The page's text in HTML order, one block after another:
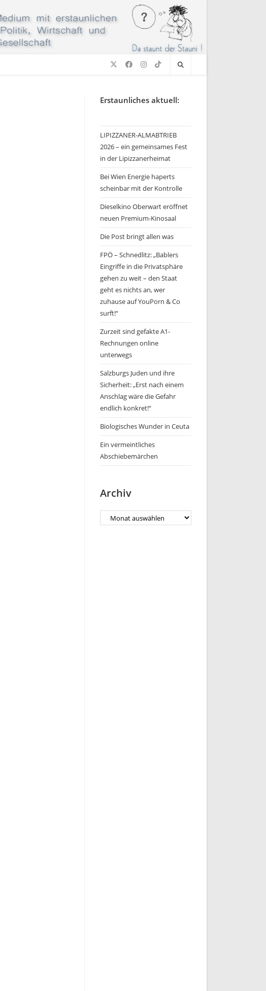
Erstaunliches aktuell:
LIPIZZANER-ALMABTRIEB
2026 – ein gemeinsames Fest
in der Lipizzanerheimat
Bei Wien Energie haperts
scheinbar mit der Kontrolle
Dieselkino Oberwart eröffnet
neuen Premium-Kinosaal
Die Post bringt allen was
FPÖ – Schnedlitz: „Bablers
Eingriffe in die Privatsphäre
gehen zu weit – den Staat
geht es nichts an, wer
zuhause auf YouPorn & Co
surft!“
Zurzeit sind gefakte A1-
Rechnungen online
unterwegs
Salzburgs Juden und ihre
Sicherheit: „Erst nach einem
Anschlag wäre die Gefahr
endlich konkret!“
Biologisches Wunder in Ceuta
Ein vermeintliches
Abschiebemärchen
Archiv
Archiv